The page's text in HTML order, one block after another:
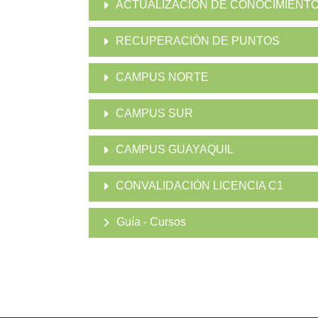
ACTUALIZACIÓN DE
RECUPERACIÓN DE PUNTOS
CAMPUS NORTE
CAMPUS SUR
CAMPUS GUAYAQUIL
CONVALIDACIÓN LICENCIA C1
Guía - Cursos